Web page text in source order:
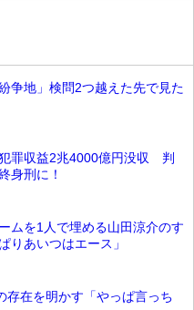
争地」検問2つ越えた先で見た
罪収益2兆4000億円没収 判
身刑に！
ムを1人で埋める山田涼介のす
りあいつはエース」
存在を明かす「やっぱ言っち